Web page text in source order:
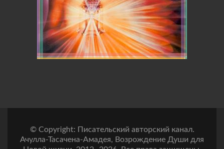
© Copyright: Писательский авторский канал.
Ачулла-Тасачена-Амадея, Возрождение Души для